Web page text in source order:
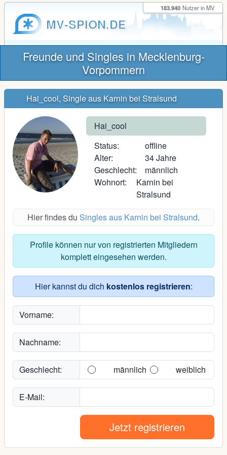
MV-SPION.DE
183.940 Nutzer in MV
Freunde und Singles in Mecklenburg-
Vorpommern
Hai_cool, Single aus Karnin bei Stralsund
Hai_cool
Status:
offline
Alter:
34 Jahre
Geschlecht:
männlich
Wohnort:
Karnin bei
Stralsund
Hier findes du Singles aus Karnin bei Stralsund.
Profile können nur von registrierten Mitgliedern
komplett eingesehen werden.
Hier kannst du dich kostenlos registrieren:
Vorname:
Nachname:
Geschlecht: männlich weiblich
E-Mail:
Jetzt registrieren